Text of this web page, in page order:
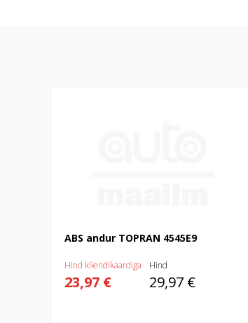
ABS andur TOPRAN 4545E9
Hind kliendikaardiga
23,97 €
Hind
29,97 €